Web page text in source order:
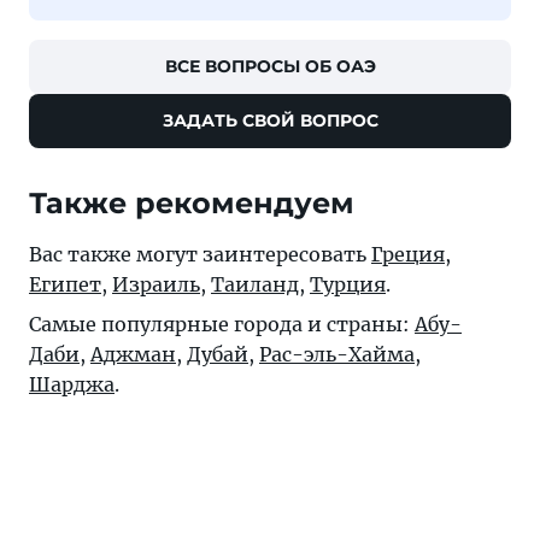
ВСЕ ВОПРОСЫ ОБ ОАЭ
ЗАДАТЬ СВОЙ ВОПРОС
Также рекомендуем
Вас также могут заинтересовать Греция,
Египет, Израиль, Таиланд, Турция.
Самые популярные города и страны: Абу-
Даби, Аджман, Дубай, Рас-эль-Хайма,
Шарджа.